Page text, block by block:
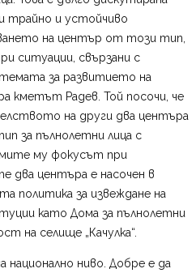
трайно и устойчиво
на център от този тип,
ситуации, свързани с
за развитието на
кметът Радев. Той посочи, че
на други два центъра
за пълнолетни лица с
му фокусът при
два центъра е насочен в
политика за извеждане на
като Дома за пълнолетни
на селище „Качулка“.
национално ниво. Добре е да